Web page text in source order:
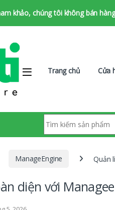
khảo, chúng tôi không bán
Trang chủ Cửa
Tìm kiếm:
ManageEngine Quản
diện với